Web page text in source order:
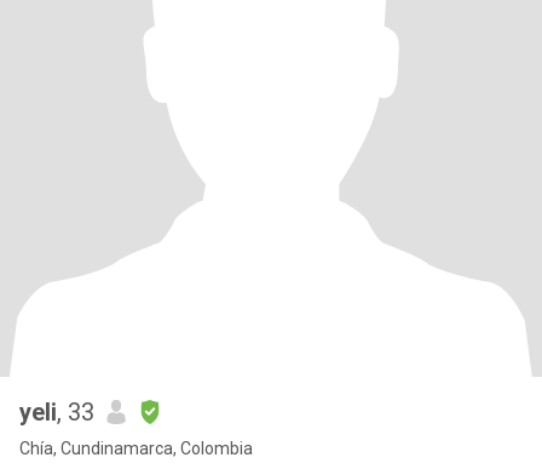
yeli, 33
Chía, Cundinamarca, Colombia